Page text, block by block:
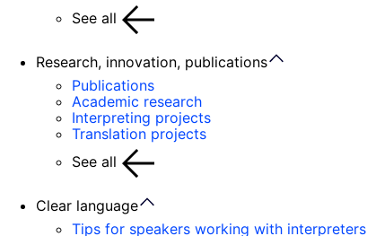
See all
Research, innovation, publications
Publications
Academic research
Interpreting projects
Translation projects
See all
Clear language
Tips for speakers working with interpreters